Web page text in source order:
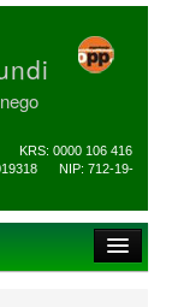
KRS: 0000 106 416
NIP: 712-19-